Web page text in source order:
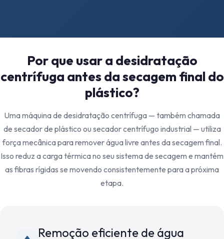
Por que usar a desidratação
centrífuga antes da secagem final do
plástico?
Uma máquina de desidratação centrífuga — também chamada
de secador de plástico ou secador centrífugo industrial — utiliza
força mecânica para remover água livre antes da secagem final.
Isso reduz a carga térmica no seu sistema de secagem e mantém
as fibras rígidas se movendo consistentemente para a próxima
etapa.
Remoção eficiente de água